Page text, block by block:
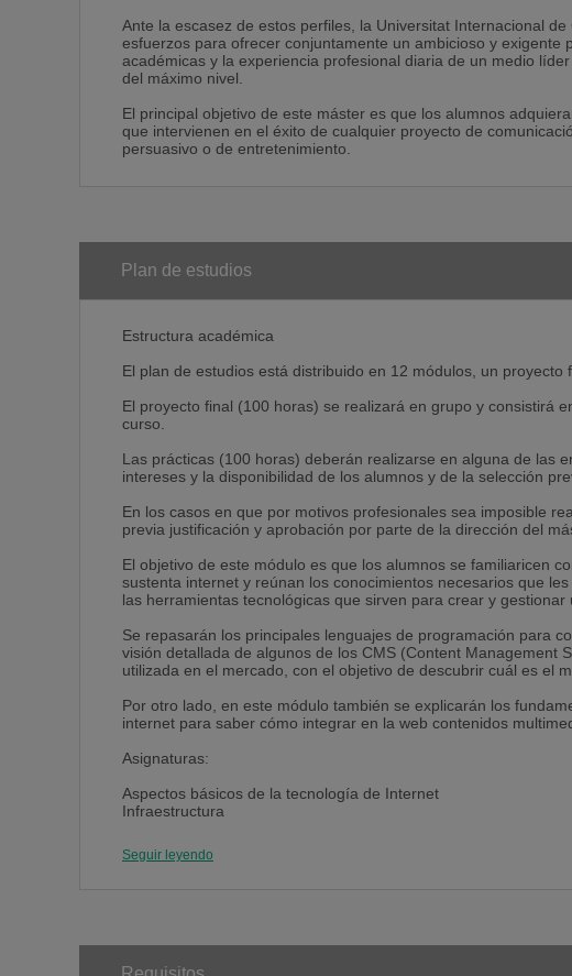
Ante la escasez de estos perfiles, la Universitat Internacional
esfuerzos para ofrecer conjuntamente un ambicioso y
académicas y la experiencia profesional diaria de un medio
del máximo nivel.
El principal objetivo de este máster es que los alumnos
que intervienen en el éxito de cualquier proyecto de
persuasivo o de entretenimiento.
Plan de estudios
Estructura académica
El plan de estudios está distribuido en 12 módulos, un proyecto
El proyecto final (100 horas) se realizará en grupo y consistirá
curso.
Las prácticas (100 horas) deberán realizarse en alguna de las
intereses y la disponibilidad de los alumnos y de la selección
En los casos en que por motivos profesionales sea imposible
previa justificación y aprobación por parte de la dirección del
El objetivo de este módulo es que los alumnos se familiaricen
sustenta internet y reúnan los conocimientos necesarios que
las herramientas tecnológicas que sirven para crear y gestionar
Se repasarán los principales lenguajes de programación para
visión detallada de algunos de los CMS (Content Management
utilizada en el mercado, con el objetivo de descubrir cuál es el
Por otro lado, en este módulo también se explicarán los
internet para saber cómo integrar en la web contenidos
Asignaturas:
Aspectos básicos de la tecnología de Internet
Infraestructura
Herramientas de publicación online
Audio y vídeo en internet
Uno de los ejes de este módulo será el análisis exhaustivo de
Seguir leyendo